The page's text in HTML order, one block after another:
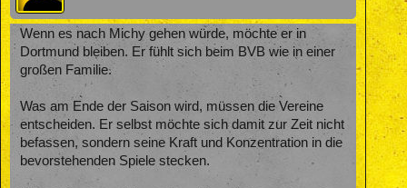
Wenn es nach Michy gehen würde, möchte er in
Dortmund bleiben. Er fühlt sich beim BVB wie in einer
großen Familie.
Was am Ende der Saison wird, müssen die Vereine
entscheiden. Er selbst möchte sich damit zur Zeit nicht
befassen, sondern seine Kraft und Konzentration in die
bevorstehenden Spiele stecken.